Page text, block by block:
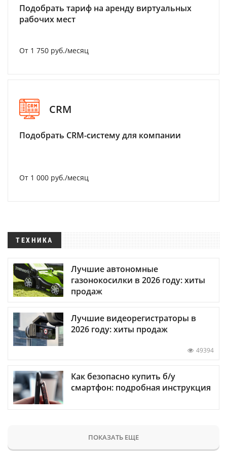
Подобрать тариф на аренду виртуальных
рабочих мест
От 1 750 руб./месяц
CRM
Подобрать CRM-систему для компании
От 1 000 руб./месяц
ТЕХНИКА
Лучшие автономные
газонокосилки в 2026 году: хиты
продаж
Лучшие видеорегистраторы в
2026 году: хиты продаж
49394
Как безопасно купить б/у
смартфон: подробная инструкция
ПОКАЗАТЬ ЕЩЕ